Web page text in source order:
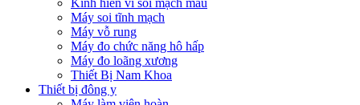
Máy soi tĩnh mạch
Máy vỗ rung
Máy đo chức năng hô hấp
Máy đo loãng xương
Thiết Bị Nam Khoa
Thiết bị đông y